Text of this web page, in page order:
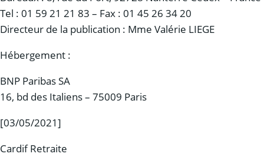
Tel : 01 59 21 21 83 – Fax : 01 45 26 34 20
Directeur de la publication : Mme Valérie LIEGE
Hébergement :
BNP Paribas SA
16, bd des Italiens – 75009 Paris
[03/05/2021]
Cardif Retraite